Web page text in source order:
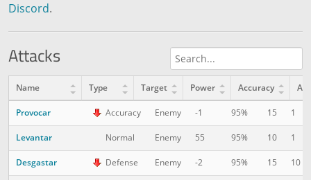
Discord.
Attacks
Name Type Target Power Accuracy AP
Provocar Accuracy Enemy -1 95% 15 1
Levantar Normal Enemy 55 95% 10 1
Desgastar Defense Enemy -2 95% 15 10